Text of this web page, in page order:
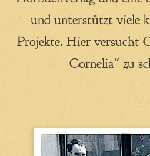
Zuhause in der
Alle
Das ist
und unterstützt viele
Projekte. Hier versucht
Cornelia" zu